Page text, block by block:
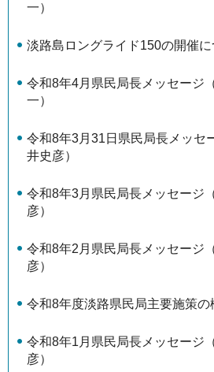
一）
淡路島ロングライド150の開催に
令和8年4月県民局長メッセー
一）
令和8年3月31日県民局長メッセ
井史彦）
令和8年3月県民局長メッセージ
彦）
令和8年2月県民局長メッセージ
彦）
令和8年度淡路県民局主要施策の
令和8年1月県民局長メッセージ
彦）